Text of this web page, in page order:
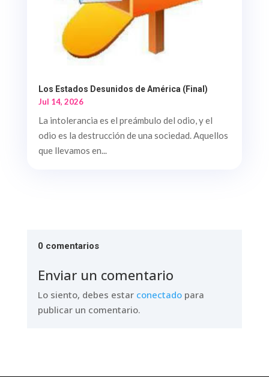
Los Estados Desunidos de América (Final)
Jul 14, 2026
La intolerancia es el preámbulo del odio, y el
odio es la destrucción de una sociedad. Aquellos
que llevamos en...
0 comentarios
Enviar un comentario
Lo siento, debes estar conectadopara
publicar un comentario.